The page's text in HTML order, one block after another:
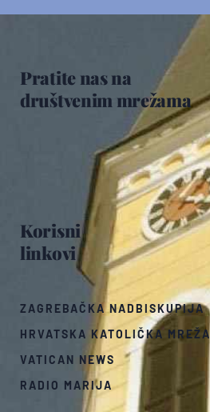
Korisni
linkovi
ZAGREBAČKA NADBISKUPIJA
HRVATSKA KATOLIČKA MREŽA
VATICAN NEWS
RADIO MARIJA
Pratite nas na
društvenim mrežama